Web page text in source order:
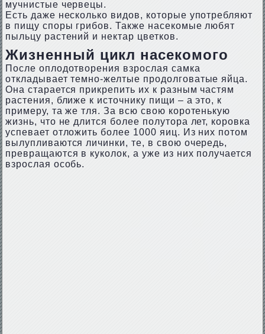
мучнистые червецы.
Есть даже несколько видов, которые употребляют
в пищу споры грибов. Также насекомые любят
пыльцу растений и нектар цветков.
Жизненный цикл насекомого
После оплодотворения взрослая самка
откладывает темно-желтые продолговатые яйца.
Она старается прикрепить их к разным частям
растения, ближе к источнику пищи – а это, к
примеру, та же тля. За всю свою коротенькую
жизнь, что не длится более полутора лет, коровка
успевает отложить более 1000 яиц. Из них потом
вылупливаются личинки, те, в свою очередь,
превращаются в куколок, а уже из них получается
взрослая особь.